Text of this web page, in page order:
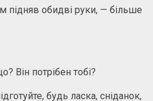
обидві руки, — більше
Він потрібен тобі?
будь ласка, сніданок,